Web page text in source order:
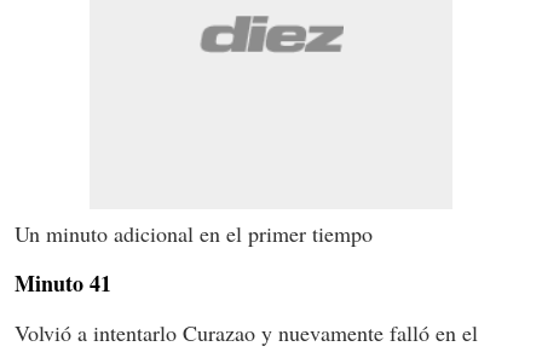
Un minuto adicional en el primer tiempo
Minuto 41
Volvió a intentarlo Curazao y nuevamente falló en el